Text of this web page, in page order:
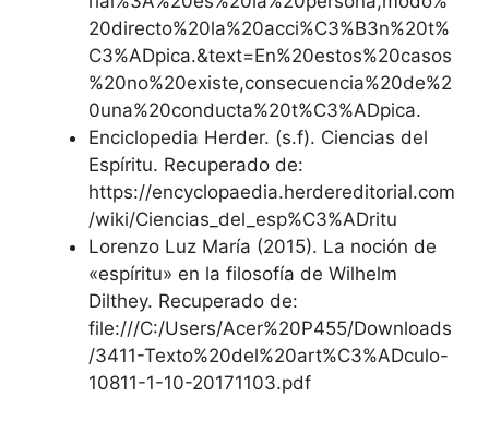
20directo%20la%20acci%C3%B3n%20t%
C3%ADpica.&text=En%20estos%20casos
%20no%20existe,consecuencia%20de%2
0una%20conducta%20t%C3%ADpica.
Enciclopedia Herder. (s.f). Ciencias del
Espíritu. Recuperado de:
https://encyclopaedia.herdereditorial.com
/wiki/Ciencias_del_esp%C3%ADritu
Lorenzo Luz María (2015). La noción de
«espíritu» en la filosofía de Wilhelm
Dilthey. Recuperado de:
file:///C:/Users/Acer%20P455/Downloads
/3411-Texto%20del%20art%C3%ADculo-
10811-1-10-20171103.pdf